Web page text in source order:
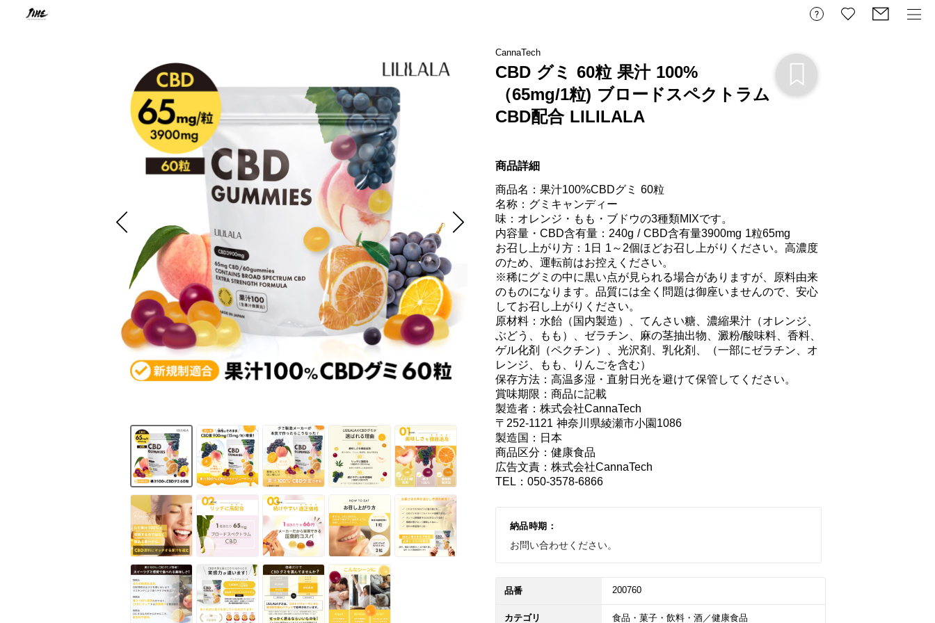
CannaTech
CBD グミ 60粒 果汁 100%
（65mg/1粒) ブロードスペクトラム
CBD配合 LILILALA
商品詳細
商品名：果汁100%CBDグミ 60粒
名称：グミキャンディー
味：オレンジ・もも・ブドウの3種類MIXです。
内容量・CBD含有量：240g / CBD含有量3900mg 1粒65mg
お召し上がり方：1日 1～2個ほどお召し上がりください。高濃度
のため、運転前はお控えください。
※稀にグミの中に黒い点が見られる場合がありますが、原料由来
のものになります。品質には全く問題は御座いませんので、安心
してお召し上がりください。
原材料：水飴（国内製造）、てんさい糖、濃縮果汁（オレンジ、
ぶどう、もも）、ゼラチン、麻の茎抽出物、澱粉/酸味料、香料、
ゲル化剤（ペクチン）、光沢剤、乳化剤、（一部にゼラチン、オ
レンジ、もも、りんごを含む）
保存方法：高温多湿・直射日光を避けて保管してください。
賞味期限：商品に記載
製造者：株式会社CannaTech
〒252-1121 神奈川県綾瀬市小園1086
製造国：日本
商品区分：健康食品
広告文責：株式会社CannaTech
TEL：050-3578-6866
納品時期：
お問い合わせください。
品番 200760
カテゴリ 食品・菓子・飲料・酒／健康食品